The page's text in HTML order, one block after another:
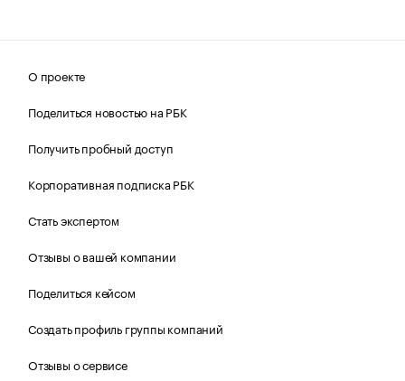
О проекте
Поделиться новостью на РБК
Получить пробный доступ
Корпоративная подписка РБК
Стать экспертом
Отзывы о вашей компании
Поделиться кейсом
Создать профиль группы компаний
Отзывы о сервисе